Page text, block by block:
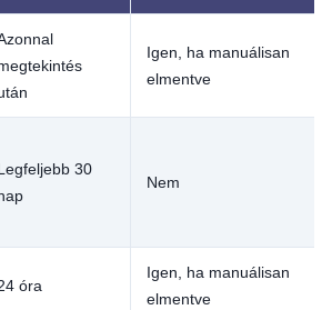
Igen, ha manuálisan
elmentve
30
Nem
óra
Igen, ha manuálisan
elmentve